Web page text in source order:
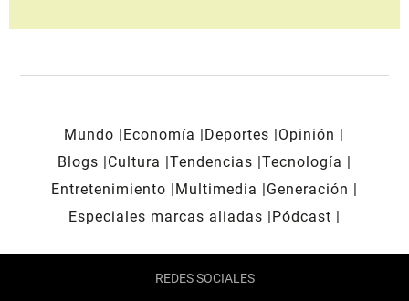
Mundo Economía Deportes
Opinión
Blogs
Cultura Tendencias Tecnología
Entretenimiento
Multimedia
Generación
Especiales marcas aliadas
Pódcast
REDES SOCIALES